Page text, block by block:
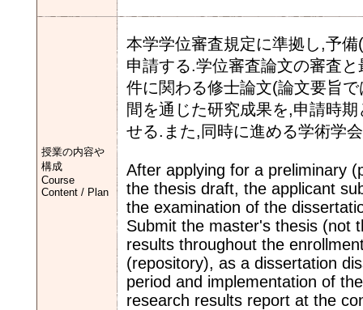
授業の内容や
構成
Course
Content / Plan
本学学位審査規定に準拠し,予
申請する.学位審査論文の審査
件に関わる修士論文(論文要旨
間を通じた研究成果を,申請時
せる.また,同時に進める学術学
After applying for a preliminary
the thesis draft, the applicant
the examination of the
Submit the master's thesis (not
results throughout the
(repository), as a dissertation
period and implementation of
research results report at the